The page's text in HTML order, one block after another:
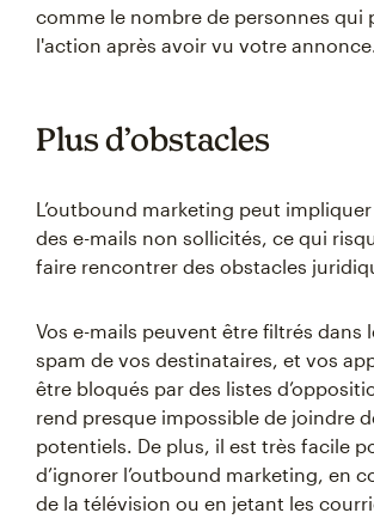
comme le nombre de personnes qui
l'action après avoir vu votre
Plus d’obstacles
L’outbound marketing peut
des e-mails non sollicités, ce qui
faire rencontrer des obstacles
Vos e-mails peuvent être filtrés dans
spam de vos destinataires, et vos
être bloqués par des listes
rend presque impossible de joindre
potentiels. De plus, il est très facile
d’ignorer l’outbound marketing, en
de la télévision ou en jetant les